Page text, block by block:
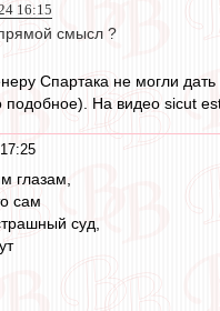
16:15
смысл ?
Спартака не могли
подобное). На видео sicut
глазам,
сам
суд,